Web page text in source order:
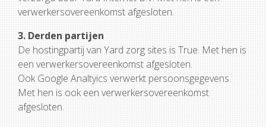
verwerkersovereenkomst afgesloten.
3. Derden partijen
De hostingpartij van Yard zorg sites is True. Met hen is
een verwerkersovereenkomst afgesloten.
Ook Google Analtyics verwerkt persoonsgegevens.
Met hen is ook een verwerkersovereenkomst
afgesloten.